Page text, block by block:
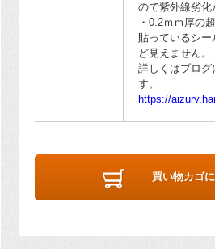
ので紫外線劣化
・0.2ｍｍ厚の
貼っているシ
ど見えません。
詳しくはブログ
す。
https://
買い物カゴ